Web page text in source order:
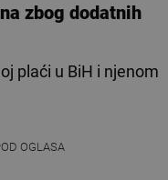
zbog dodatnih
plaći u BiH i njenom
OGLASA